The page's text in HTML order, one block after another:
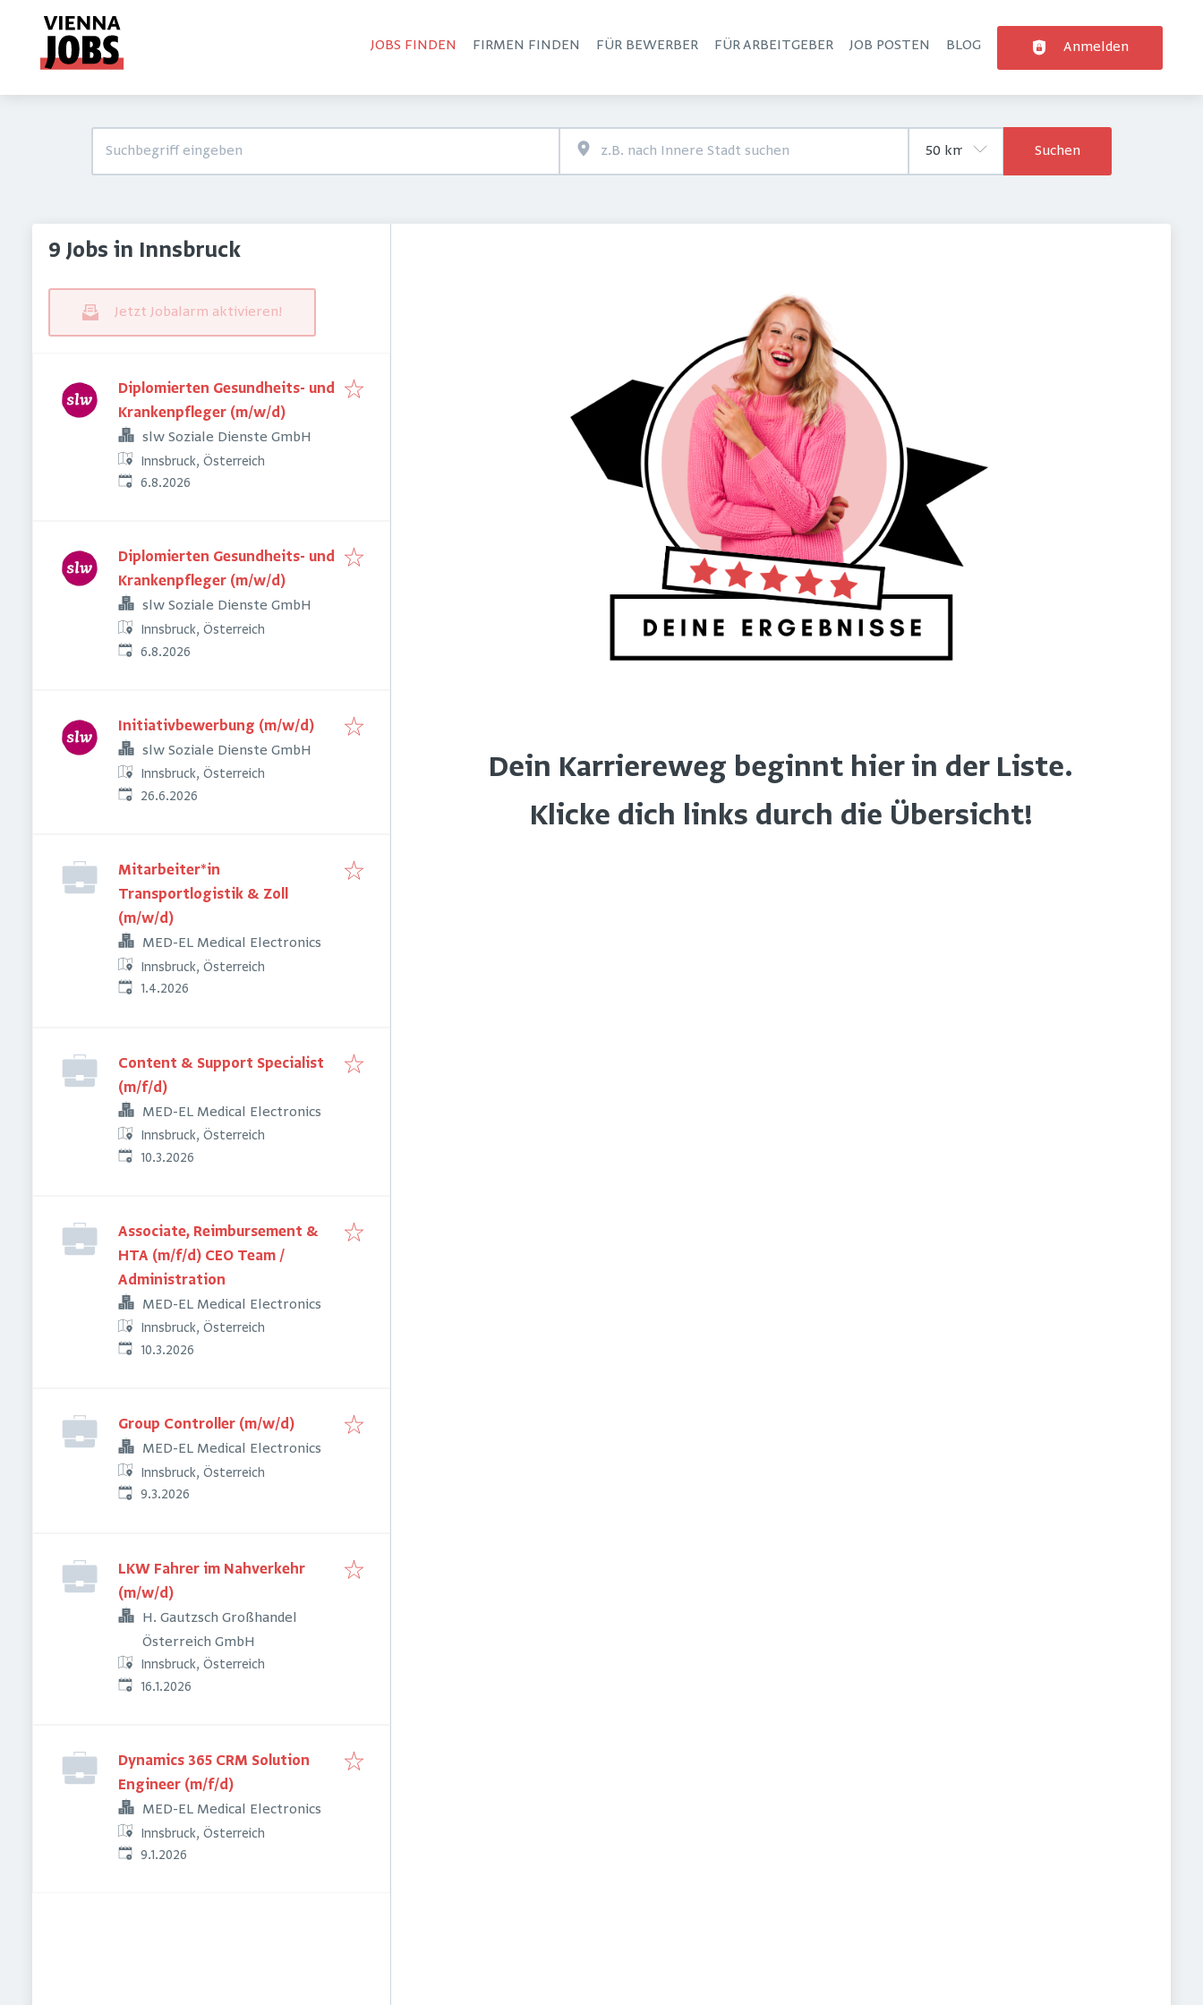
JOBS FINDEN FIRMEN FINDEN FÜR BEWERBER FÜR ARBEITGEBER JOB POSTEN BLOG Anmelden
Suchen
9 Jobs in Innsbruck
Jetzt Jobalarm aktivieren!
Diplomierten Gesundheits- und
Krankenpfleger (m/w/d)
slw Soziale Dienste GmbH
Innsbruck, Österreich
Veröffentlicht
6.8.2026
Diplomierten Gesundheits- und
Krankenpfleger (m/w/d)
slw Soziale Dienste GmbH
Innsbruck, Österreich
Veröffentlicht
6.8.2026
Initiativbewerbung (m/w/d)
slw Soziale Dienste GmbH
Innsbruck, Österreich
Veröffentlicht
26.6.2026
Mitarbeiter*in
Transportlogistik & Zoll
(m/w/d)
MED-EL Medical Electronics
Innsbruck, Österreich
Veröffentlicht
1.4.2026
Content & Support Specialist
(m/f/d)
MED-EL Medical Electronics
Innsbruck, Österreich
Veröffentlicht
10.3.2026
Associate, Reimbursement &
HTA (m/f/d) CEO Team /
Administration
MED-EL Medical Electronics
Innsbruck, Österreich
Veröffentlicht
10.3.2026
Group Controller (m/w/d)
MED-EL Medical Electronics
Innsbruck, Österreich
Veröffentlicht
9.3.2026
LKW Fahrer im Nahverkehr
(m/w/d)
H. Gautzsch Großhandel
Österreich GmbH
Innsbruck, Österreich
Veröffentlicht
16.1.2026
Dynamics 365 CRM Solution
Engineer (m/f/d)
MED-EL Medical Electronics
Innsbruck, Österreich
Veröffentlicht
9.1.2026
Dein Karriereweg beginnt hier in der Liste.
Klicke dich links durch die Übersicht!